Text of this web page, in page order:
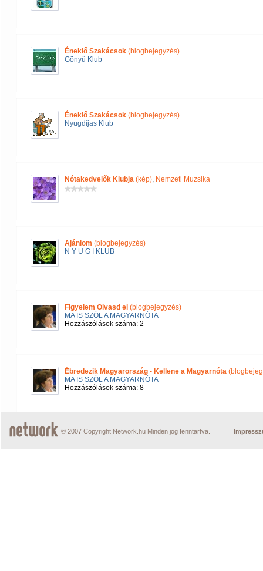
Éneklő Szakácsok (blogbejegyzés)
Gönyű Klub
Éneklő Szakácsok (blogbejegyzés)
Nyugdíjas Klub
Nótakedvelők Klubja (kép), Nemzeti Muzsika
Ajánlom (blogbejegyzés)
N Y U G I KLUB
Figyelem Olvasd el (blogbejegyzés)
MA IS SZÓL A MAGYARNÓTA
Hozzászólások száma: 2
Ébredezik Magyarország - Kellene a Magyarnóta
MA IS SZÓL A MAGYARNÓTA
Hozzászólások száma: 8
© 2007 Copyright Network.hu Minden jog fenntartva.